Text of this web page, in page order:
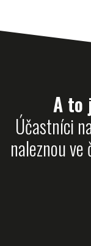
A to
Účastníci
naleznou